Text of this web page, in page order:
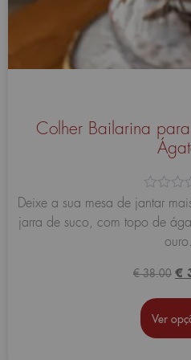
Colher Bailarina
de
Deixe a sua mesa de jantar
jarra de suco, com topo de
ouro.
€38.00 €
Ver